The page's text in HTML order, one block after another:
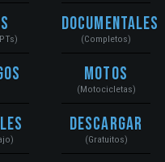
Documentales
(Completos)
Motos
(Motocicletas)
Descargar
(Gratuitos)